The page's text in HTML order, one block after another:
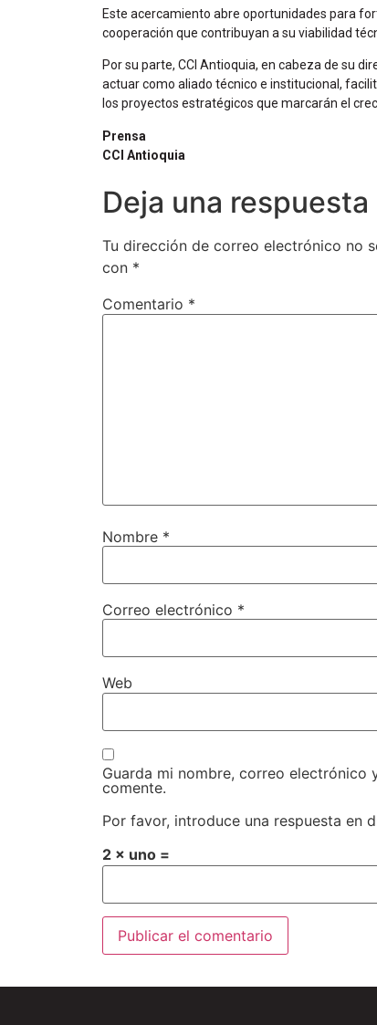
Este acercamiento abre oportunidades para
cooperación que contribuyan a su viabilidad
Por su parte, CCI Antioquia, en cabeza de su
actuar como aliado técnico e institucional,
los proyectos estratégicos que marcarán el
Prensa
CCI Antioquia
Deja una respuesta
Tu dirección de correo electrónico no
con *
Comentario *
Nombre *
Correo electrónico *
Web
Guarda mi nombre, correo electrónico
comente.
Por favor, introduce una respuesta en
2 × uno =